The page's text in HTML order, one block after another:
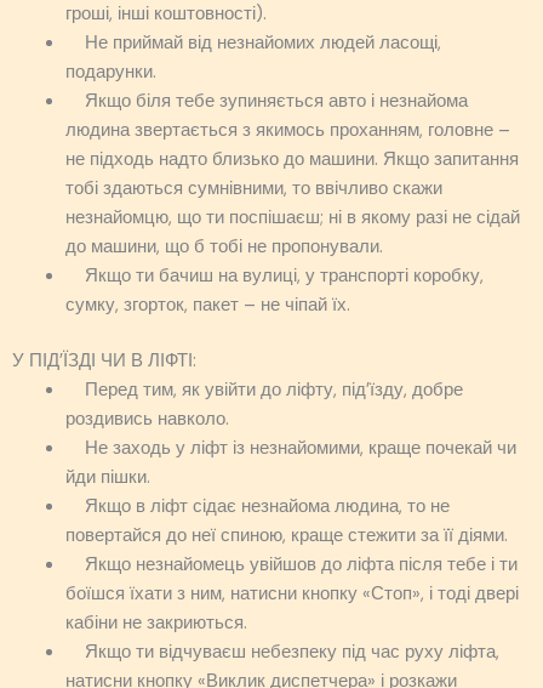
гроші, інші коштовності).
Не приймай від незнайомих людей ласощі,
подарунки.
Якщо біля тебе зупиняється авто і незнайома
людина звертається з якимось проханням, головне –
не підходь надто близько до машини. Якщо запитання
тобі здаються сумнівними, то ввічливо скажи
незнайомцю, що ти поспішаєш; ні в якому разі не сідай
до машини, що б тобі не пропонували.
Якщо ти бачиш на вулиці, у транспорті коробку,
сумку, згорток, пакет – не чіпай їх.
У ПІД’ЇЗДІ ЧИ В ЛІФТІ:
Перед тим, як увійти до ліфту, під’їзду, добре
роздивись навколо.
Не заходь у ліфт із незнайомими, краще почекай чи
йди пішки.
Якщо в ліфт сідає незнайома людина, то не
повертайся до неї спиною, краще стежити за її діями.
Якщо незнайомець увійшов до ліфта після тебе і ти
боїшся їхати з ним, натисни кнопку «Стоп», і тоді двері
кабіни не закриються.
Якщо ти відчуваєш небезпеку під час руху ліфта,
натисни кнопку «Виклик диспетчера» і розкажи